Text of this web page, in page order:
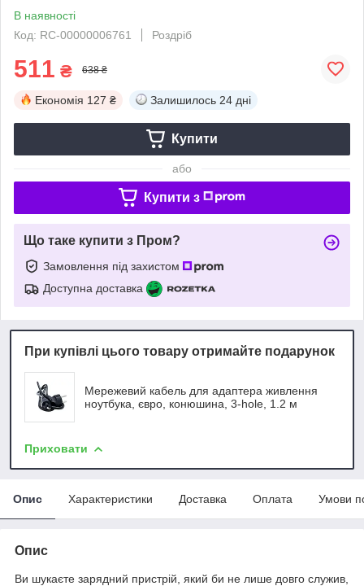
В наявності
Код: RC-00000006761
Роздріб
511 ₴ 638 ₴
Економія 127 ₴ Залишилось 24 дні
Купити
або
Купити з
Що таке купити з Пром?
Замовлення під захистом
Доступна доставка
При купівлі цього товару отримайте подарунок
Мережевий кабель для адаптера живлення
ноутбука, євро, конюшина, 3-hole, 1.2 м
Приховати
Опис Характеристики Доставка Оплата Умови
Опис
Ви шукаєте зарядний пристрій, який би не лише довго служив,